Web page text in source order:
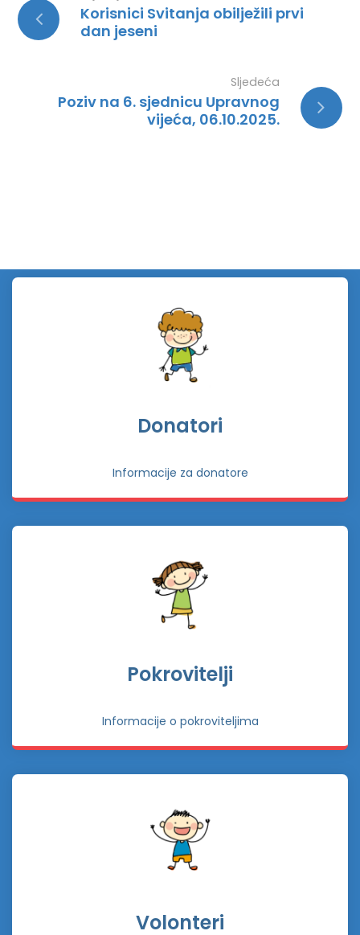
Korisnici Svitanja obilježili prvi
dan jeseni
Sljedeća
Poziv na 6. sjednicu Upravnog
vijeća, 06.10.2025.
Donatori
Informacije za donatore
Pokrovitelji
Informacije o pokroviteljima
Volonteri